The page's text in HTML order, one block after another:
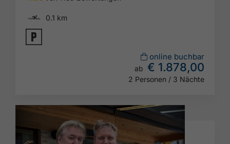
🅐 0.1 km
🐈
online buchbar
ab € 1.878,00
2 Personen / 3 Nächte